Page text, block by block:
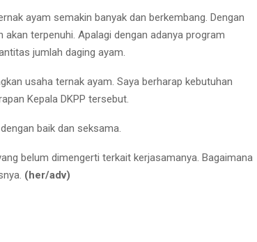
ayam semakin banyak dan berkembang. Dengan
terpenuhi. Apalagi dengan adanya program
jumlah daging ayam.
usaha ternak ayam. Saya berharap kebutuhan
Kepala DKPP tersebut.
baik dan seksama.
belum dimengerti terkait kerjasamanya. Bagaimana
(her/adv)